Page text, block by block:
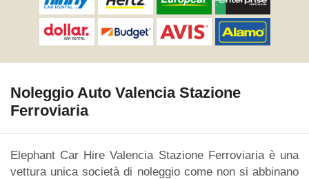
Noleggio Auto Valencia Stazione
Ferroviaria
Elephant Car Hire Valencia Stazione Ferroviaria è una
vettura unica società di noleggio come non si abbinano